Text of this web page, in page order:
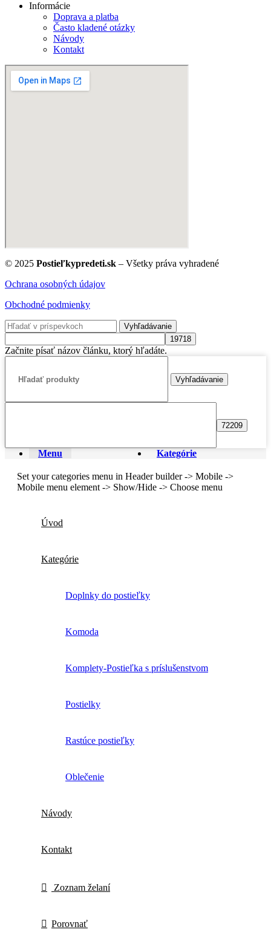
Informácie
Doprava a platba
Často kladené otázky
Návody
Kontakt
© 2025 Postieľkypredeti.sk – Všetky práva vyhradené
Ochrana osobných údajov
Obchodné podmienky
Vyhľadávanie
Začnite písať názov článku, ktorý hľadáte.
Vyhľadávanie
Menu Kategórie
Set your categories menu in Header builder -> Mobile ->
Mobile menu element -> Show/Hide -> Choose menu
Úvod
Kategórie
Doplnky do postieľky
Komoda
Komplety-Postieľka s príslušenstvom
Postielky
Rastúce postieľky
Oblečenie
Návody
Kontakt
Zoznam želaní
Porovnať